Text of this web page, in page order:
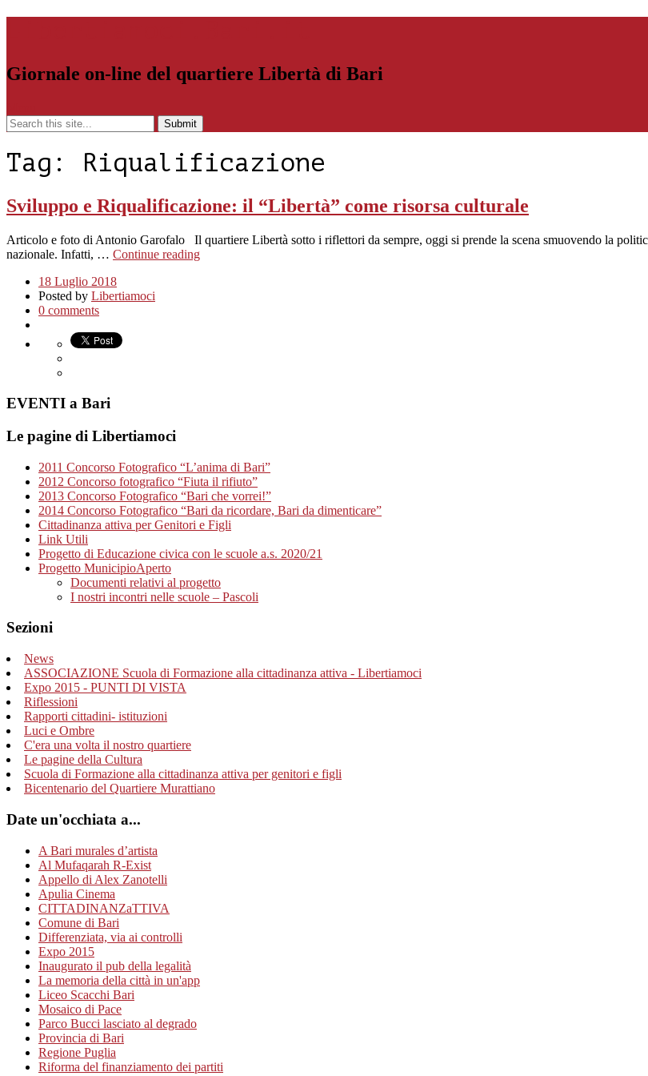
Giornale on-line del quartiere Libertà di Bari
Tag: Riqualificazione
Sviluppo e Riqualificazione: il “Libertà” come risorsa culturale
Articolo e foto di Antonio Garofalo Il quartiere Libertà sotto i riflettori da sempre, oggi si prende la scena smuovendo la
nazionale. Infatti, … Continue reading
18 Luglio 2018
Posted by Libertiamoci
0 comments
EVENTI a Bari
Le pagine di Libertiamoci
2011 Concorso Fotografico “L’anima di Bari”
2012 Concorso fotografico “Fiuta il rifiuto”
2013 Concorso Fotografico “Bari che vorrei!”
2014 Concorso Fotografico “Bari da ricordare, Bari da dimenticare”
Cittadinanza attiva per Genitori e Figli
Link Utili
Progetto di Educazione civica con le scuole a.s. 2020/21
Progetto MunicipioAperto
Documenti relativi al progetto
I nostri incontri nelle scuole – Pascoli
Sezioni
News
ASSOCIAZIONE Scuola di Formazione alla cittadinanza attiva - Libertiamoci
Expo 2015 - PUNTI DI VISTA
Riflessioni
Rapporti cittadini- istituzioni
Luci e Ombre
C'era una volta il nostro quartiere
Le pagine della Cultura
Scuola di Formazione alla cittadinanza attiva per genitori e figli
Bicentenario del Quartiere Murattiano
Date un'occhiata a...
A Bari murales d’artista
Al Mufaqarah R-Exist
Appello di Alex Zanotelli
Apulia Cinema
CITTADINANZaTTIVA
Comune di Bari
Differenziata, via ai controlli
Expo 2015
Inaugurato il pub della legalità
La memoria della città in un'app
Liceo Scacchi Bari
Mosaico di Pace
Parco Bucci lasciato al degrado
Provincia di Bari
Regione Puglia
Riforma del finanziamento dei partiti